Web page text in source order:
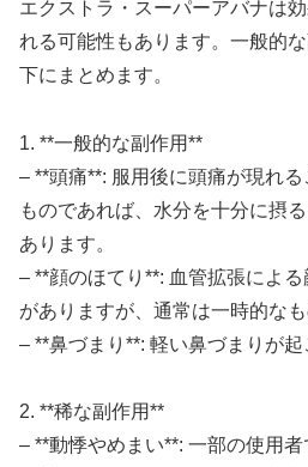
エクストラ・スーパーアバナは
れる可能性もあります。一般的
下にまとめます。
1. **一般的な副作用**
– **頭痛**: 服用後に頭痛が現れ
ものであれば、水分を十分に摂
あります。
– **顔のほてり**: 血管拡張によ
がありますが、通常は一時的なも
– **鼻づまり**: 軽い鼻づまりが起
2. **稀な副作用**
– **動悸やめまい**: 一部の使用